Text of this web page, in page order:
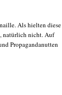
Als hielten diese
natürlich nicht. Auf
Propagandanutten